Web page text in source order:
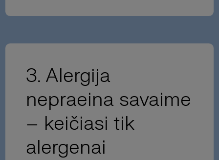
3. Alergija
nepraeina savaime
– keičiasi tik
alergenai